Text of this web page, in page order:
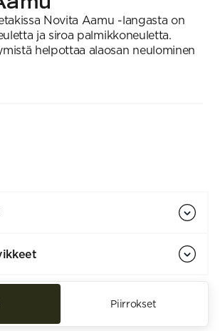
Novita Aamu -langasta on
ja siroa palmikkoneuletta.
helpottaa alaosan neulominen
Piirrokset